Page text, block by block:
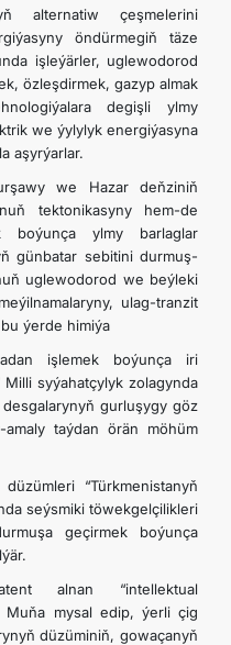
alternatiw çeşmelerini
öndürmegiň täze
işleýärler, uglewodorod
özleşdirmek, gazyp almak
degişli ylmy
we ýylylyk energiýasyna
aşyrýarlar.
we Hazar deňziniň
tektonikasyny hem-de
boýunça ylmy barlaglar
günbatar sebitini durmuş-
uglewodorod we beýleki
ulag-tranzit
ýerde himiýa
işlemek boýunça iri
Milli syýahatçylyk zolagynda
gurluşygy göz
taýdan örän möhüm
“Türkmenistanyň
seýsmiki töwekgelçilikleri
geçirmek boýunça
alnan “intellektual
Muňa mysal edip, ýerli çig
düzüminiň, gowaçanyň